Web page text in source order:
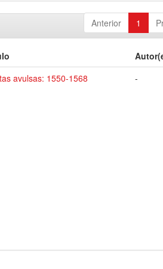
Anterior 1
avulsas: 1550-1568 -